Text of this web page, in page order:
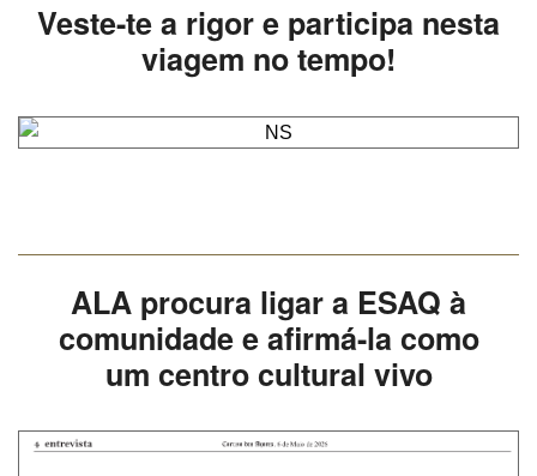
Veste-te a rigor e participa nesta
viagem no tempo!
ALA procura ligar a ESAQ à
comunidade e afirmá-la como
um centro cultural vivo